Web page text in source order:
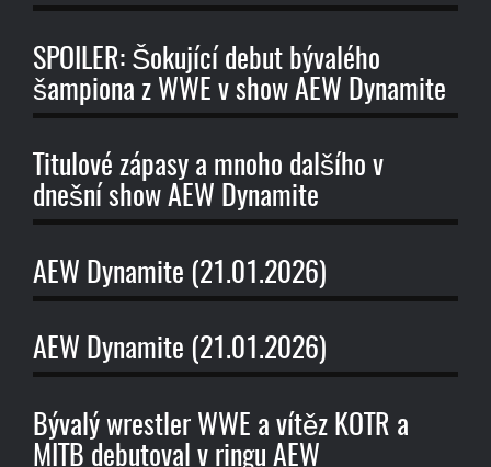
SPOILER: Šokující debut bývalého
šampiona z WWE v show AEW Dynamite
Titulové zápasy a mnoho dalšího v
dnešní show AEW Dynamite
AEW Dynamite (21.01.2026)
AEW Dynamite (21.01.2026)
Bývalý wrestler WWE a vítěz KOTR a
MITB debutoval v ringu AEW